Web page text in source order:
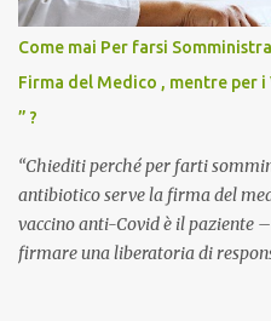
Come mai Per farsi
Firma del Medico , mentre per
” ?
“Chiediti perché per farti
antibiotico serve la firma del
vaccino anti-Covid è il paziente
firmare una liberatoria di